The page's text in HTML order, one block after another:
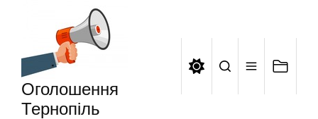
Оголошення
Тернопіль